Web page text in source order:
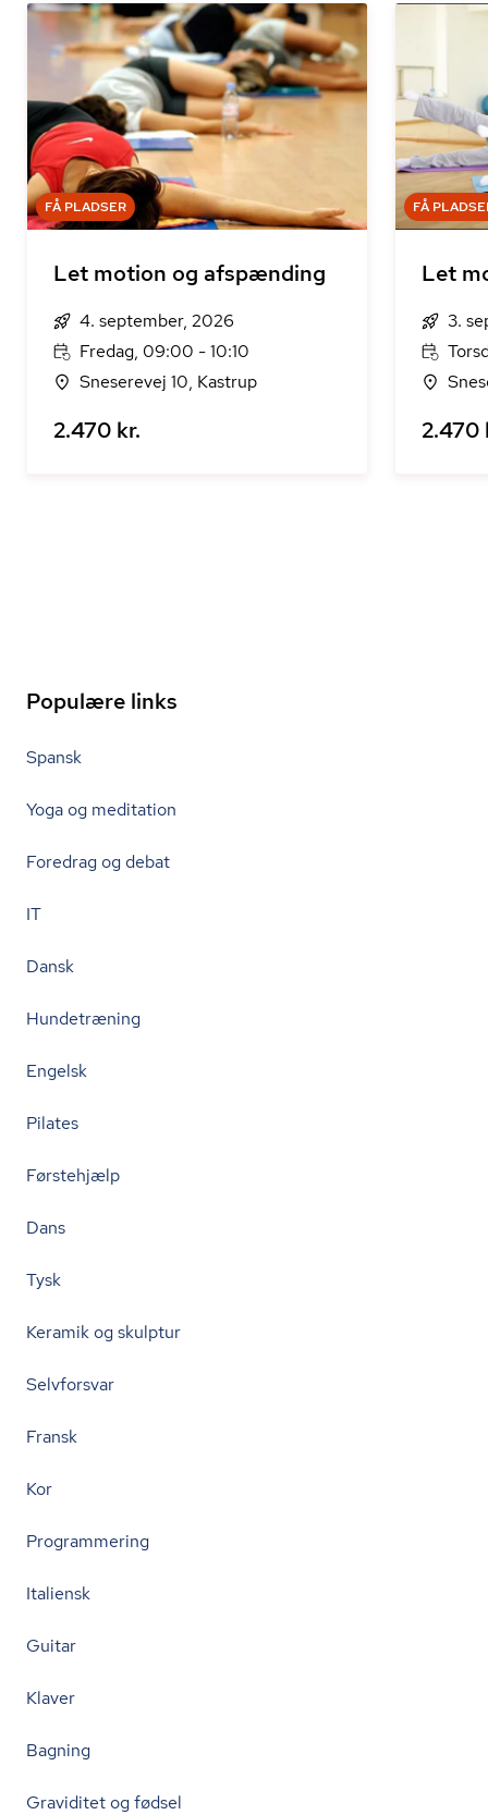
FÅ PLADSER
Let motion og afspænding
4. september, 2026
Fredag, 09:00 - 10:10
Sneserevej 10, Kastrup
2.470 kr.
FÅ
Let
3.
2.470
Populære links
Spansk
Yoga og meditation
Foredrag og debat
IT
Dansk
Hundetræning
Engelsk
Pilates
Førstehjælp
Dans
Tysk
Keramik og skulptur
Selvforsvar
Fransk
Kor
Programmering
Italiensk
Guitar
Klaver
Bagning
Graviditet og fødsel